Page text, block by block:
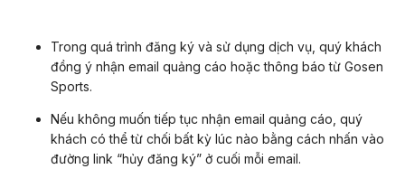
Trong quá trình đăng ký và sử dụng dịch vụ, quý khách
đồng ý nhận email quảng cáo hoặc thông báo từ Gosen
Sports.
Nếu không muốn tiếp tục nhận email quảng cáo, quý
khách có thể từ chối bất kỳ lúc nào bằng cách nhấn vào
đường link “hủy đăng ký” ở cuối mỗi email.